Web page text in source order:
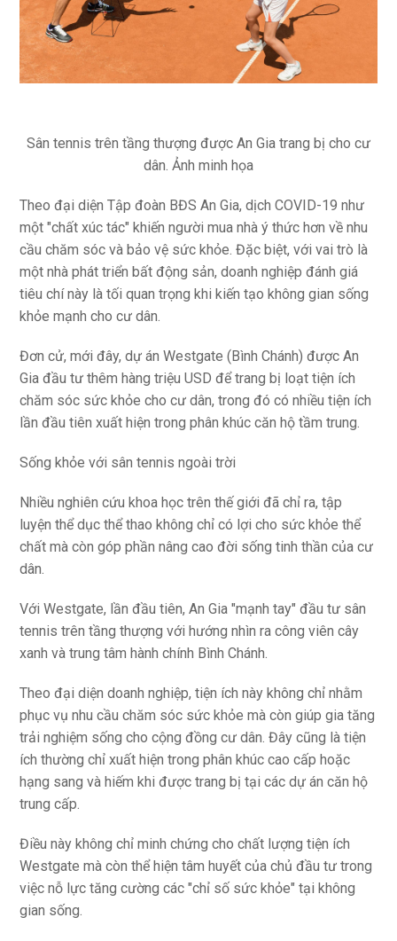
Sân tennis trên tầng thượng được An Gia trang bị cho cư
dân. Ảnh minh họa
Theo đại diện Tập đoàn BĐS An Gia, dịch COVID-19 như
một "chất xúc tác" khiến người mua nhà ý thức hơn về nhu
cầu chăm sóc và bảo vệ sức khỏe. Đặc biệt, với vai trò là
một nhà phát triển bất động sản, doanh nghiệp đánh giá
tiêu chí này là tối quan trọng khi kiến tạo không gian sống
khỏe mạnh cho cư dân.
Đơn cử, mới đây, dự án Westgate (Bình Chánh) được An
Gia đầu tư thêm hàng triệu USD để trang bị loạt tiện ích
chăm sóc sức khỏe cho cư dân, trong đó có nhiều tiện ích
lần đầu tiên xuất hiện trong phân khúc căn hộ tầm trung.
Sống khỏe với sân tennis ngoài trời
Nhiều nghiên cứu khoa học trên thế giới đã chỉ ra, tập
luyện thể dục thể thao không chỉ có lợi cho sức khỏe thể
chất mà còn góp phần nâng cao đời sống tinh thần của cư
dân.
Với Westgate, lần đầu tiên, An Gia "mạnh tay" đầu tư sân
tennis trên tầng thượng với hướng nhìn ra công viên cây
xanh và trung tâm hành chính Bình Chánh.
Theo đại diện doanh nghiệp, tiện ích này không chỉ nhằm
phục vụ nhu cầu chăm sóc sức khỏe mà còn giúp gia tăng
trải nghiệm sống cho cộng đồng cư dân. Đây cũng là tiện
ích thường chỉ xuất hiện trong phân khúc cao cấp hoặc
hạng sang và hiếm khi được trang bị tại các dự án căn hộ
trung cấp.
Điều này không chỉ minh chứng cho chất lượng tiện ích
Westgate mà còn thể hiện tâm huyết của chủ đầu tư trong
việc nỗ lực tăng cường các "chỉ số sức khỏe" tại không
gian sống.